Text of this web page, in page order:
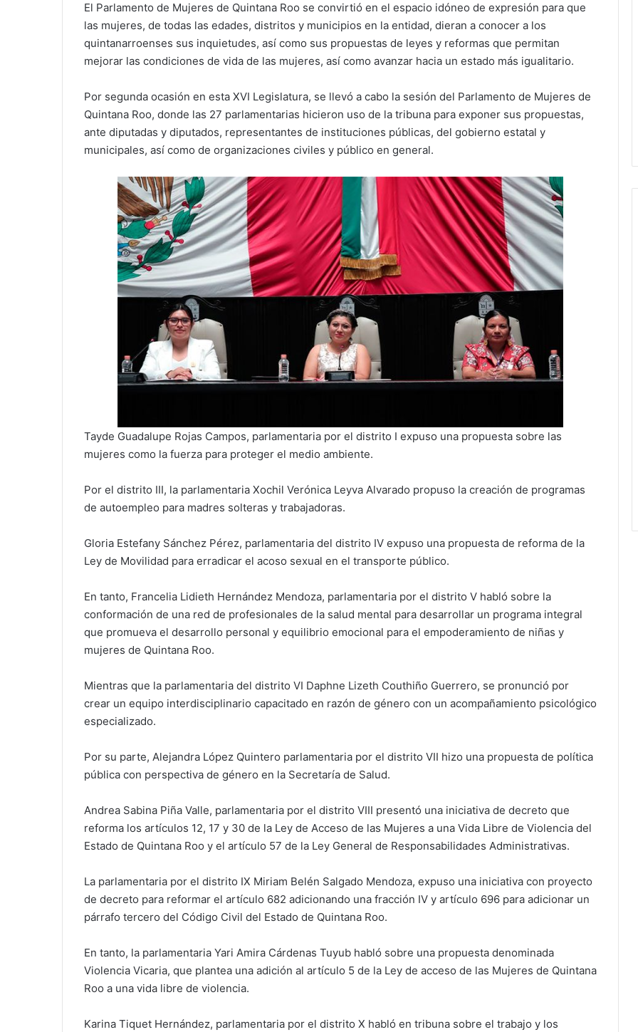
El Parlamento de Mujeres de Quintana Roo se convirtió en el espacio idóneo de expresión para que
las mujeres, de todas las edades, distritos y municipios en la entidad, dieran a conocer a los
quintanarroenses sus inquietudes, así como sus propuestas de leyes y reformas que permitan
mejorar las condiciones de vida de las mujeres, así como avanzar hacia un estado más igualitario.
Por segunda ocasión en esta XVI Legislatura, se llevó a cabo la sesión del Parlamento de Mujeres de
Quintana Roo, donde las 27 parlamentarias hicieron uso de la tribuna para exponer sus propuestas,
ante diputadas y diputados, representantes de instituciones públicas, del gobierno estatal y
municipales, así como de organizaciones civiles y público en general.
Tayde Guadalupe Rojas Campos, parlamentaria por el distrito I expuso una propuesta sobre las
mujeres como la fuerza para proteger el medio ambiente.
Por el distrito III, la parlamentaria Xochil Verónica Leyva Alvarado propuso la creación de programas
de autoempleo para madres solteras y trabajadoras.
Gloria Estefany Sánchez Pérez, parlamentaria del distrito IV expuso una propuesta de reforma de la
Ley de Movilidad para erradicar el acoso sexual en el transporte público.
En tanto, Francelia Lidieth Hernández Mendoza, parlamentaria por el distrito V habló sobre la
conformación de una red de profesionales de la salud mental para desarrollar un programa integral
que promueva el desarrollo personal y equilibrio emocional para el empoderamiento de niñas y
mujeres de Quintana Roo.
Mientras que la parlamentaria del distrito VI Daphne Lizeth Couthiño Guerrero, se pronunció por
crear un equipo interdisciplinario capacitado en razón de género con un acompañamiento psicológico
especializado.
Por su parte, Alejandra López Quintero parlamentaria por el distrito VII hizo una propuesta de política
pública con perspectiva de género en la Secretaría de Salud.
Andrea Sabina Piña Valle, parlamentaria por el distrito VIII presentó una iniciativa de decreto que
reforma los artículos 12, 17 y 30 de la Ley de Acceso de las Mujeres a una Vida Libre de Violencia del
Estado de Quintana Roo y el artículo 57 de la Ley General de Responsabilidades Administrativas.
La parlamentaria por el distrito IX Miriam Belén Salgado Mendoza, expuso una iniciativa con proyecto
de decreto para reformar el artículo 682 adicionando una fracción IV y artículo 696 para adicionar un
párrafo tercero del Código Civil del Estado de Quintana Roo.
En tanto, la parlamentaria Yari Amira Cárdenas Tuyub habló sobre una propuesta denominada
Violencia Vicaria, que plantea una adición al artículo 5 de la Ley de acceso de las Mujeres de Quintana
Roo a una vida libre de violencia.
Karina Tiquet Hernández, parlamentaria por el distrito X habló en tribuna sobre el trabajo y los